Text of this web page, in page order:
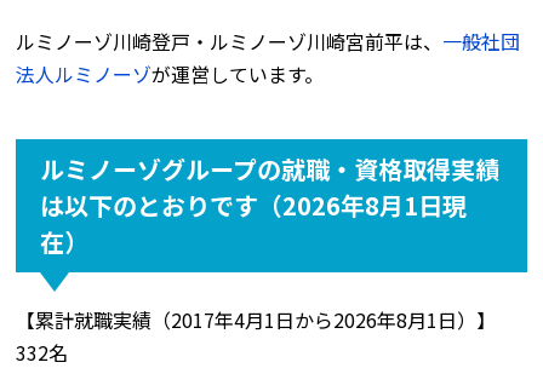
ルミノーゾ川崎登戸・ルミノーゾ川崎宮前平は、 一般社団
法人ルミノーゾが運営しています。
ルミノーゾグループの就職・資格取得実績
は以下のとおりです（2026年8月1日現
在）
【累計就職実績（2017年4月1日から2026年8月1日）】
332名